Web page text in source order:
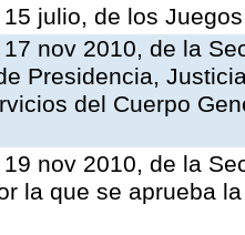
julio, de los
nov 2010, de la
Presidencia,
del Cuerpo
nov 2010, de la
la que se aprueba